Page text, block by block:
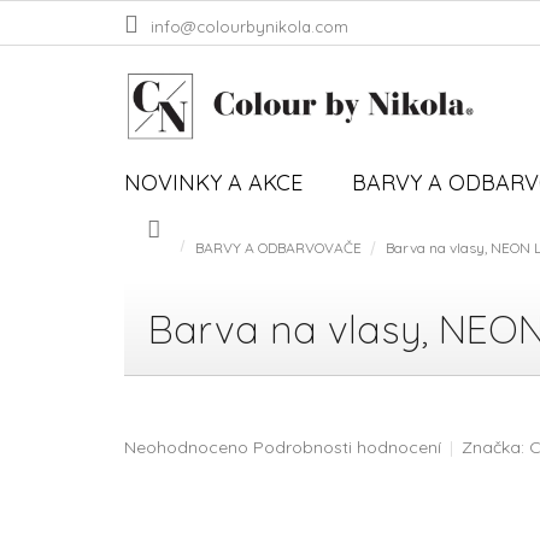
info@colourbynikola.com
NOVINKY A AKCE BARVY A
DomůBARVY A ODBARVOVAČE Barva na vlasy, NEON
Barva na vlasy,
Průměrné
Neohodnoceno Podrobnosti hodnocení Značka: